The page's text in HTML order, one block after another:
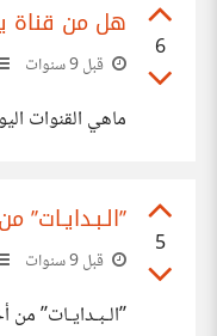
6
هل من قناة
قبل 9 سنوات
ماهي القنوات
5
قبل 9 سنوات